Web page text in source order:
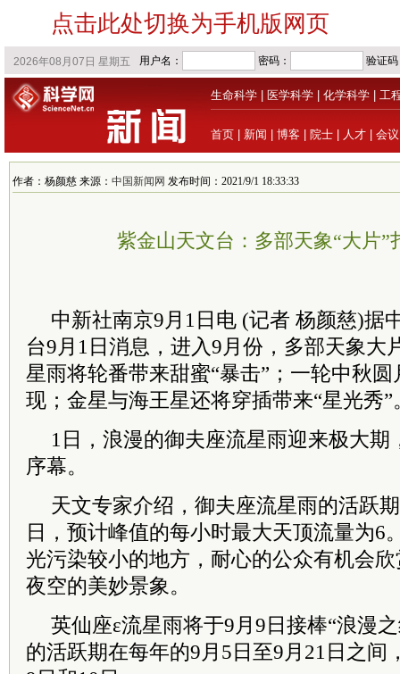
点击此处切换为手机版网页
生命科学 医学科学 化学科学 工
首页 新闻 博客 院士 人才 会议
作者：杨颜慈 来源： 中国新闻网 发布时间：2021/9/1 18:33:33
紫金山天文台：多部天象“大片”
中新社南京9月1日电 (记者 杨颜慈)据
台9月1日消息，进入9月份，多部天象大
星雨将轮番带来甜蜜“暴击”；一轮中秋
现；金星与海王星还将穿插带来“星光秀”
1日，浪漫的御夫座流星雨迎来极大期
序幕。
天文专家介绍，御夫座流星雨的活跃
日，预计峰值的每小时最大天顶流量为6
光污染较小的地方，耐心的公众有机会
夜空的美妙景象。
英仙座ε流星雨将于9月9日接棒“浪漫
的活跃期在每年的9月5日至9月21日之间